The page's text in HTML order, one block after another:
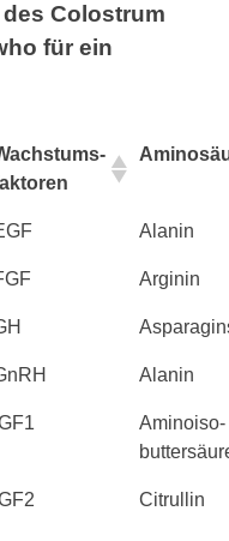
Colostrum
für ein
Alanin
Arginin
Alanin
Aminoiso-
Citrullin